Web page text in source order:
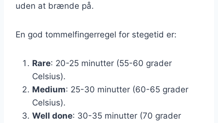
uden at brænde på.
En god tommelfingerregel for stegetid er:
Rare: 20-25 minutter (55-60 grader
Celsius).
Medium: 25-30 minutter (60-65 grader
Celsius).
Well done: 30-35 minutter (70 grader